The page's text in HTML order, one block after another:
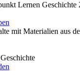
Lernen
mit Materialien aus